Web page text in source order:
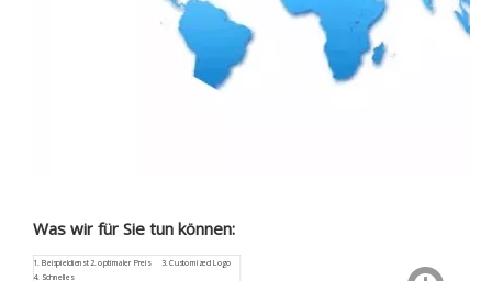
Was wir für Sie tun können:
1. Beispieldienst 2. optimaler Preis 3.Customized Logo
4. Schnelles